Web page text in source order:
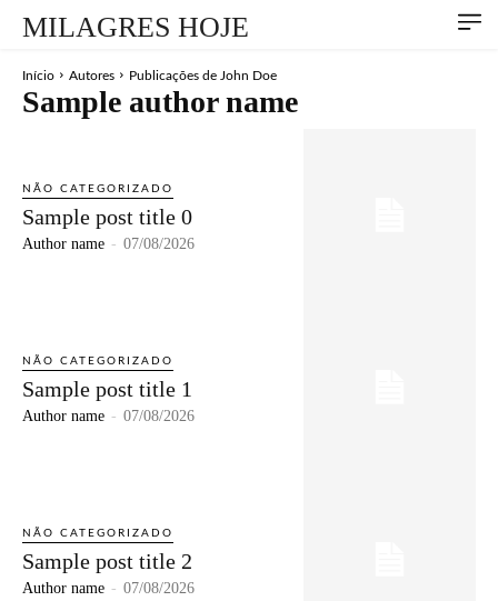
MILAGRES HOJE
Início Autores Publicações de John Doe
Sample author name
NÃO CATEGORIZADO
Sample post title 0
Author name - 07/08/2026
NÃO CATEGORIZADO
Sample post title 1
Author name - 07/08/2026
NÃO CATEGORIZADO
Sample post title 2
Author name - 07/08/2026